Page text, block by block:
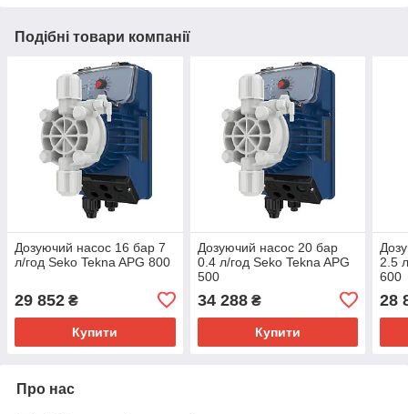
Подібні товари компанії
Дозуючий насос 16 бар 7
л/год Seko Tekna APG 800
29 852 ₴
Купити
Дозуючий насос 20 бар
0.4 л/год Seko Tekna APG
500
34 288₴
Купити
2.5
600
28
Про нас